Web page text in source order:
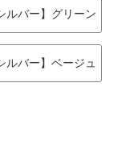
ルバー】グリーン
ルバー】ベージュ